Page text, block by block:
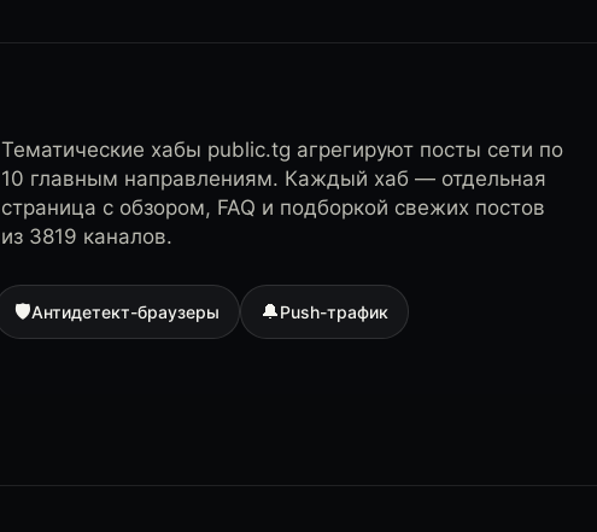
Тематические хабы public.tg агрегируют посты сети по
10 главным направлениям. Каждый хаб — отдельная
страница с обзором, FAQ и подборкой свежих постов
из 3819 каналов.
🛡Антидетект-браузеры 🔔Push-трафик